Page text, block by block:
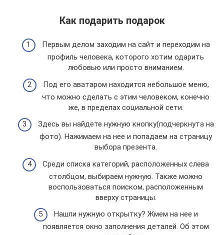
Как подарить подарок
Первым делом заходим на сайт и переходим на
профиль человека, которого хотим одарить
любовью или просто вниманием.
Под его аватаром находится небольшое меню,
что можно сделать с этим человеком, конечно
же, в пределах социальной сети.
Здесь вы найдете нужную кнопку(подчеркнута на
фото). Нажимаем на нее и попадаем на страницу
выбора презента.
Среди списка категорий, расположенных слева
столбцом, выбираем нужную. Также можно
воспользоваться поиском, расположенным
вверху страницы.
Нашли нужную открытку? Жмем на нее и
появляется окно заполнения деталей. Об этом